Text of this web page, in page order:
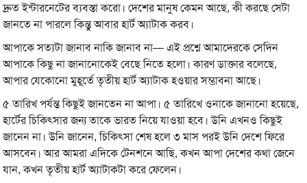
দ্রুত ইন্টারনেটের ব্যবস্তা করো। দেশের মানুষ কেমন আছে, কী করছে সেটা
জানতে না পারলে কিন্তু আবার হার্ট অ্যাটাক করব।
আপাকে সত্যটা জানাব নাকি জানাব না— এই প্রশ্নে আমাদেরকে সেদিন
আপাকে কিছু না জানানোকেই বেছে নিতে হলো। কারণ ডাক্তার বলেছে,
আপার যেকোনো মুহূর্তে তৃতীয় হার্ট অ্যাটাক হওয়ার সম্ভাবনা আছে।
৫ তারিখ পর্যন্ত কিছুই জানতেন না আপা। ৫ তারিখে ওনাকে জানানো হয়েছে,
হার্টের চিকিৎসার জন্য তাকে ভারত নিয়ে যাওয়া হবে। উনি এখনও কিছুই
জানেন না। উনি জানেন, চিকিৎসা শেষ হলে ৩ মাস পরই উনি দেশে ফিরে
আসবেন। আর আমরা এদিকে টেনশনে আছি, কখন আপা দেশের কথা জেনে
যান, কখন তৃতীয় হার্ট অ্যাটাকটা করে ফেলেন।